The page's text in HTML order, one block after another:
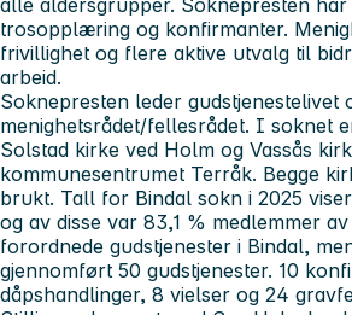
alle aldersgrupper. Soknepresten
trosopplæring og konfirmanter.
frivillighet og flere aktive utvalg til
arbeid.
Soknepresten leder gudstjenestelivet
menighetsrådet/fellesrådet. I soknet
Solstad kirke ved Holm og Vassås
kommunesentrumet Terråk. Begge
brukt. Tall for Bindal sokn i 2025
og av disse var 83,1 % medlemmer
forordnede gudstjenester i Bindal,
gjennomført 50 gudstjenester. 10
dåpshandlinger, 8 vielser og 24